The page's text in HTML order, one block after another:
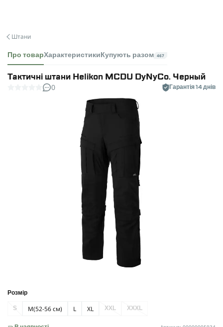
Штани
Про товарХарактеристики Купують разом 467
Тактичні штани Helikon MCDU DyNyCo. Черный
0 Гарантія 14 днів
Розмір
S M(52-56 см) L XL XXL ХXXL